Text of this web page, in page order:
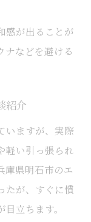
感が出ることが
ナなどを避ける
紹介
いますが、実際
軽い引っ張られ
庫県明石市のエ
たが、すぐに慣
立ちます。